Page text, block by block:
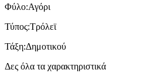
Φύλο:Αγόρι
Τύπος:Τρόλεϊ
Τάξη:Δημοτικού
Δες όλα τα χαρακτηριστικά